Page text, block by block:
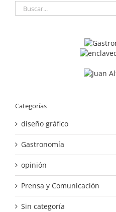
Buscar:
Categorías
diseño gráfico
Gastronomía
opinión
Prensa y Comunicación
Sin categoría